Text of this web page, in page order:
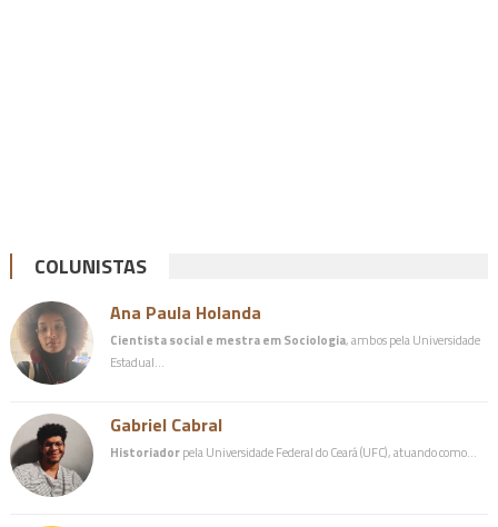
COLUNISTAS
Ana Paula Holanda
Cientista social e mestra em Sociologia, ambos pela Universidade
Estadual…
Gabriel Cabral
Historiadorpela Universidade Federal do Ceará (UFC), atuando como…